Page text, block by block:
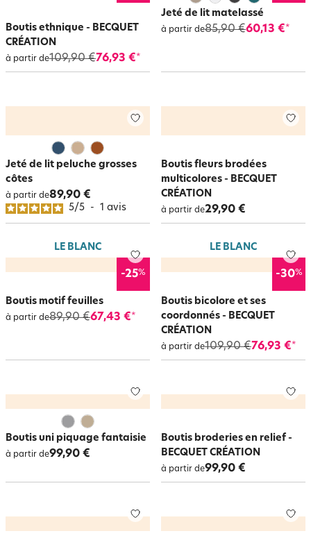
Boutis ethnique - BECQUET
CRÉATION
à partir de109,90 €76,93 €*
Jeté de lit matelassé
à partir de85,90 €60,13 €*
Jeté de lit peluche grosses
côtes
à partir de89,90 €
5/5 - 1 avis
Boutis fleurs brodées
multicolores - BECQUET
CRÉATION
à partir de29,90 €
LE BLANC
-25%
Boutis motif feuilles
à partir de89,90 €67,43 €*
LE BLANC
-30%
Boutis bicolore et ses
coordonnés - BECQUET
CRÉATION
à partir de109,90 €76,93 €*
Boutis uni piquage fantaisie
à partir de99,90 €
Boutis broderies en relief -
BECQUET CRÉATION
à partir de99,90 €